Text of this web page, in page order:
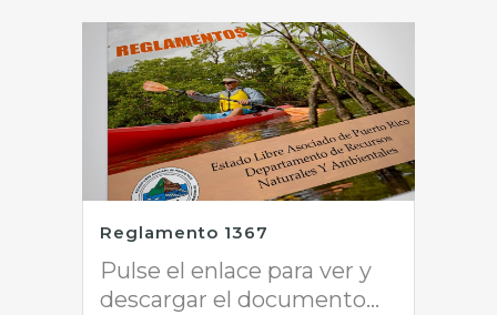
Reglamento 1367
Pulse el enlace para ver y
descargar el documento...